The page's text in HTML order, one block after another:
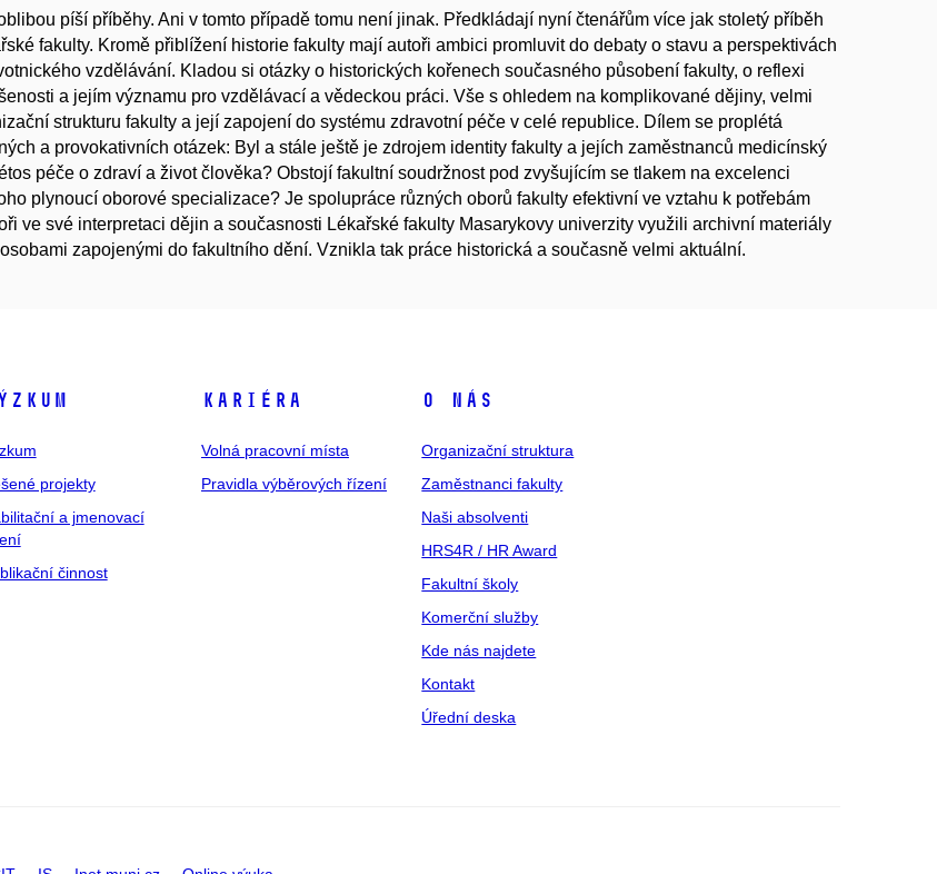
píší příběhy. Ani v tomto případě tomu není jinak. Předkládají nyní čtenářům více jak stoletý příběh
fakulty. Kromě přiblížení historie fakulty mají autoři ambici promluvit do debaty o stavu a perspektivách
vzdělávání. Kladou si otázky o historických kořenech současného působení fakulty, o reflexi
a jejím významu pro vzdělávací a vědeckou práci. Vše s ohledem na komplikované dějiny, velmi
strukturu fakulty a její zapojení do systému zdravotní péče v celé republice. Dílem se proplétá
a provokativních otázek: Byl a stále ještě je zdrojem identity fakulty a jejích zaměstnanců medicínský
péče o zdraví a život člověka? Obstojí fakultní soudržnost pod zvyšujícím se tlakem na excelenci
plynoucí oborové specializace? Je spolupráce různých oborů fakulty efektivní ve vztahu k potřebám
ve své interpretaci dějin a současnosti Lékařské fakulty Masarykovy univerzity využili archivní materiály
zapojenými do fakultního dění. Vznikla tak práce historická a současně velmi aktuální.
projekty
a jmenovací
činnost
Kariéra
Volná pracovní místa
Pravidla výběrových řízení
O nás
Organizační struktura
Zaměstnanci fakulty
Naši absolventi
HRS4R / HR Award
Fakultní školy
Komerční služby
Kde nás najdete
Kontakt
Úřední deska